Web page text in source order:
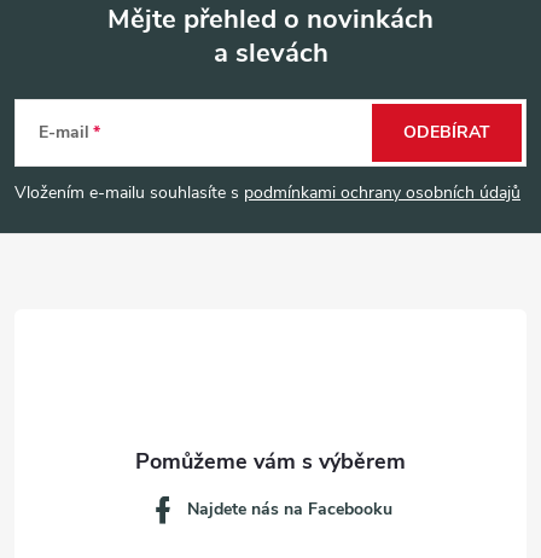
p
a
Mějte přehled o novinkách
a slevách
E-mail
Vložením e-mailu souhlasíte s podmínkami ochrany osobních údajů
ODEBÍRAT
Najdete nás na Facebooku